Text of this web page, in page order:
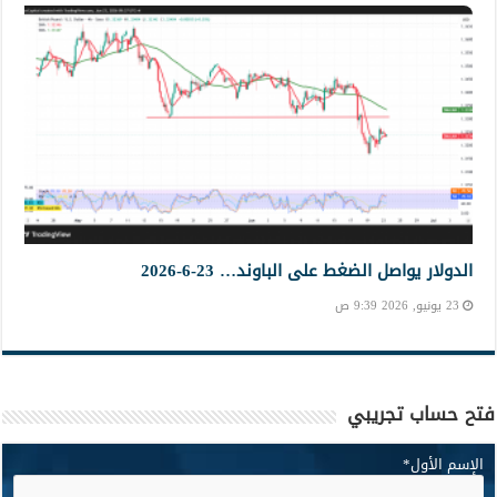
الدولار يواصل الضغط على الباوند… 23-6-2026
23 يونيو, 2026 9:39 ص
فتح حساب تجريبي
الإسم الأول*